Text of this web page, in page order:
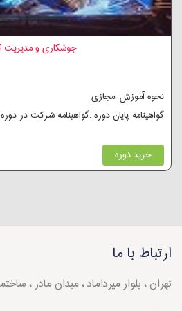
جوشکاری و مدیریت
نحوه آموزش :مجازی
گواهینامه پایان دوره :گواهینامه شرکت در دوره
خرید دوره
ارتباط با ما
تهران ، بلوار میرداماد ، میدان مادر ، ساختمان